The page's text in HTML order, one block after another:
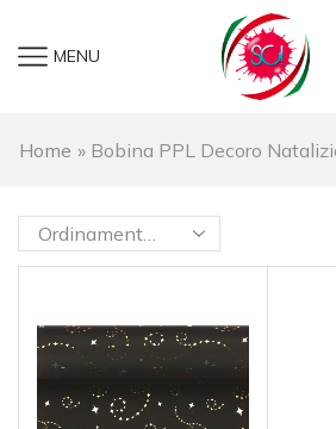
MENU
Home » Bobina PPL Decoro